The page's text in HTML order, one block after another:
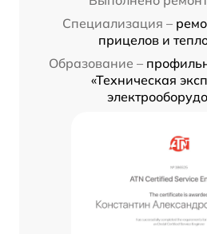
Специализация –
прицелов и
Образование –
«Техническая